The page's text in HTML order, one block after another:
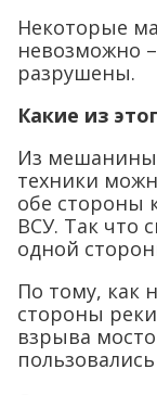
Некоторые
невозможно
разрушены.
Какие из
Из мешанины
техники
обе стороны
ВСУ. Так что
одной
По тому, как
стороны
взрыва